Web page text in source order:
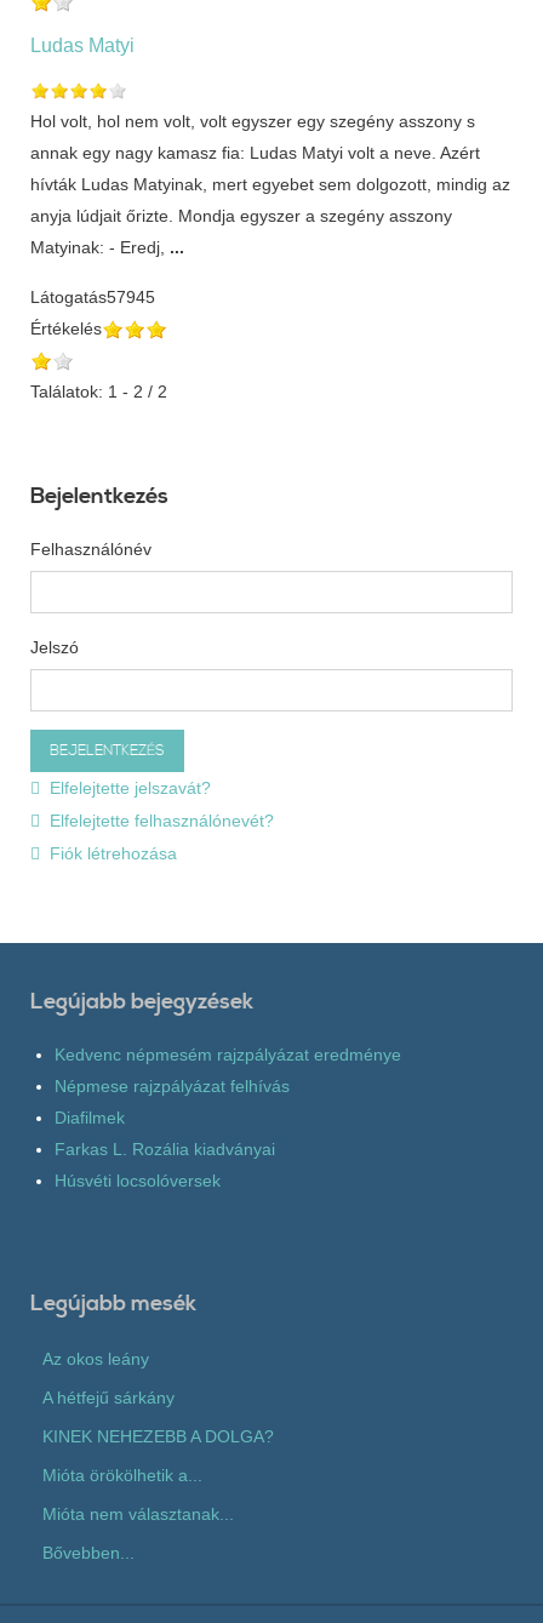
Ludas Matyi
Hol volt, hol nem volt, volt egyszer egy szegény asszony s
annak egy nagy kamasz fia: Ludas Matyi volt a neve. Azért
hívták Ludas Matyinak, mert egyebet sem dolgozott, mindig az
anyja lúdjait őrizte. Mondja egyszer a szegény asszony
Matyinak: - Eredj, ...
Látogatás57945
Értékelés
Találatok: 1 - 2 / 2
Bejelentkezés
Felhasználónév
Jelszó
Elfelejtette jelszavát?
Elfelejtette felhasználónevét?
Fiók létrehozása
Legújabb bejegyzések
Kedvenc népmesém rajzpályázat eredménye
Népmese rajzpályázat felhívás
Diafilmek
Farkas L. Rozália kiadványai
Húsvéti locsolóversek
Legújabb mesék
Az okos leány
A hétfejű sárkány
KINEK NEHEZEBB A DOLGA?
Mióta örökölhetik a...
Mióta nem választanak...
Bővebben...